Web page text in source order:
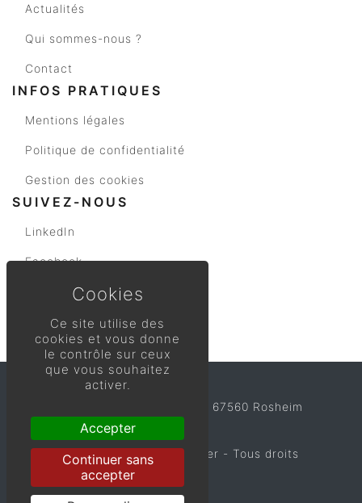
Actualités
Qui sommes-nous ?
Contact
INFOS PRATIQUES
Mentions légales
Politique de confidentialité
Gestion des cookies
SUIVEZ-NOUS
LinkedIn
Facebook
Instagram
Youtube
ALFA Immobilier
91 Rue du Général de Gaulle, 67560 Rosheim
03 88 50 44 40
© Copyright 2026 ALFA Immobilier - Tous droits
Ce site utilise des
cookies et vous donne
le contrôle sur ceux
que vous souhaitez
activer.
Accepter
Continuer sans
accepter